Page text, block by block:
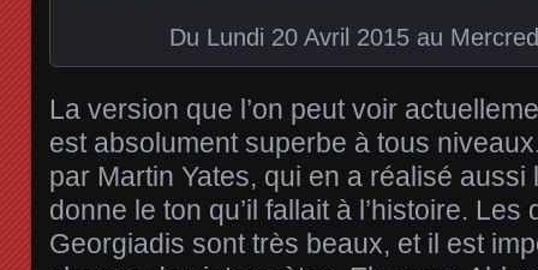
Du Lundi 20 Avril 2015 au
La version que l’on peut voir
est absolument superbe à tous
par Martin Yates, qui en a réalisé
donne le ton qu’il fallait à l’histoire.
Georgiadis sont très beaux, et il est